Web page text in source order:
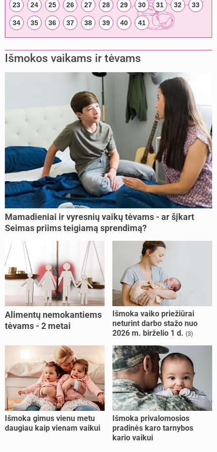
23 24 25 26 27 28 29 30 31 32 33
34 35 36 37 38 39 40 41
Išmokos vaikams ir tėvams
Mamadieniai ir vyresnių vaikų tėvams - ar šįkart
Seimas priims teigiamą sprendimą?
Alimentų nemokantiems
tėvams - 2 metai
Išmoka vaiko priežiūrai
neturint darbo stažo nuo
2026 m. birželio 1 d. (3)
Išmoka gimus vienu metu
daugiau kaip vienam vaikui
Išmoka privalomosios
pradinės karo tarnybos
kario vaikui